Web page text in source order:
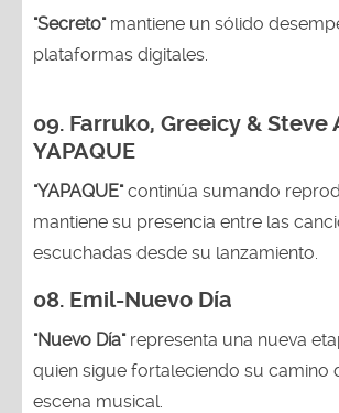
"Secreto"mantiene un sólido
plataformas digitales.
09. Farruko, Greeicy & Steve
YAPAQUE
"YAPAQUE"continúa sumando
mantiene su presencia entre las
escuchadas desde su lanzamiento.
08. Emil-Nuevo Día
"Nuevo Día"representa una nueva
quien sigue fortaleciendo su camino
escena musical.